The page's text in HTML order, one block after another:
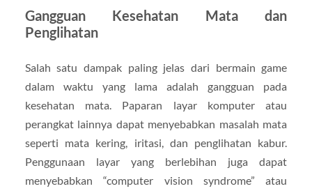
Gangguan Kesehatan Mata dan
Penglihatan
Salah satu dampak paling jelas dari bermain game
dalam waktu yang lama adalah gangguan pada
kesehatan mata. Paparan layar komputer atau
perangkat lainnya dapat menyebabkan masalah mata
seperti mata kering, iritasi, dan penglihatan kabur.
Penggunaan layar yang berlebihan juga dapat
menyebabkan “computer vision syndrome” atau